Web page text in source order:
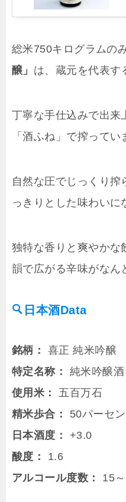
総米750キログラムの
醸」 は、蔵元を代表す
丁寧な手仕込みで出来
「酒ふね」で搾ってい
自然な圧でじっくり搾
っきりとした味わいに
独特な香りと爽やかな
韻で広がる辛味がなん
日本酒Data
銘柄：
喜正 純米吟醸
特定名称：
純米吟醸酒
使用米：
五百万石
精米歩合：
50パーセン
日本酒度：
+3.0
酸度：
1.6
アルコール度数：
15